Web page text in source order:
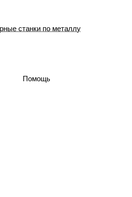
станки по металлу
Помощь